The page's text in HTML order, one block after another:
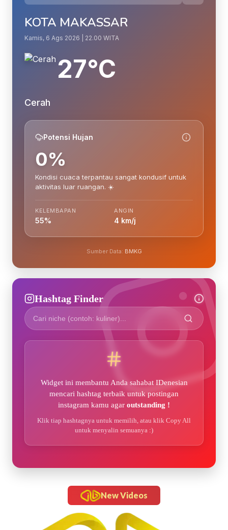
KOTA MAKASSAR
Kamis, 6 Ags 2026 | 22.00 WITA
27°C
Cerah
Potensi Hujan
0%
Kondisi cuaca terpantau sangat kondusif untuk
aktivitas luar ruangan. ☀️
KELEMBAPAN
55%
ANGIN
4 km/j
Sumber Data: BMKG
Hashtag Finder
Widget ini membantu Anda sahabat IDenesian
mencari hashtag terbaik untuk postingan
instagram kamu agar outstanding !
Klik tiap hashtagnya untuk memilih, atau klik Copy All
untuk menyalin semuanya :)
New Videos